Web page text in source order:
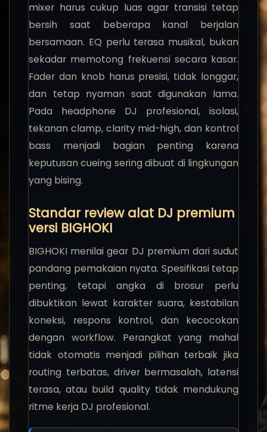
mixer harus cukup luas agar transisi tetap
bersih saat beberapa kanal berjalan
bersamaan. EQ perlu terasa musikal, bukan
sekadar memotong frekuensi secara kasar.
Fader dan knob harus presisi, tidak longgar,
dan tetap nyaman saat digunakan lama.
Pada headphone DJ profesional, isolasi,
tekanan clamp, clarity mid-high, dan kontrol
bass menjadi bagian penting karena
keputusan cueing sering dibuat di lingkungan
yang bising.
Standar review alat DJ premium
versi BIGHOKI
BIGHOKI menilai gear DJ premium dari sudut
pandang pemakaian nyata. Spesifikasi tetap
penting, tetapi angka di brosur perlu
dibuktikan lewat karakter suara, kestabilan
koneksi, respons kontrol, dan kecocokan
dengan workflow. Perangkat yang mahal
tidak otomatis menjadi pilihan terbaik jika
routing terbatas, driver bermasalah, latensi
terasa, atau build quality tidak mendukung
ritme kerja DJ profesional.